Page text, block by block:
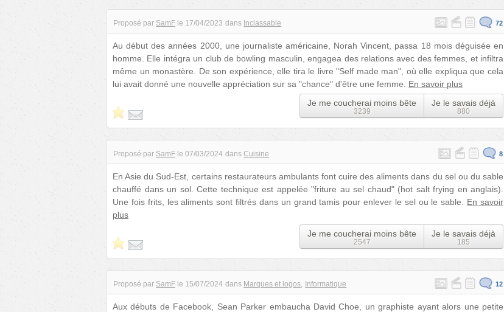
Proposé par SamF le 17/04/2023 dans Inclassable 72
Au début des années 2000, une journaliste américaine, Norah Vincent, passa 18 mois déguisée en
homme. Elle intégra un club de bowling masculin, engagea des relations avec des femmes, et infiltra
même un monastère. De son expérience, elle tira le livre "Self made man", où elle expliqua que cela
lui avait donné une nouvelle appréciation sur sa "chance" d'être une femme. En savoir plus
Je me coucherai moins bête
3239
Je le savais déjà
880
Proposé par SamF le 07/03/2024 dans Cuisine 8
En Asie du Sud-Est, certains restaurateurs ambulants font cuire des aliments dans du sel ou du sable
chauffé dans un sol. Cette technique est appelée "friture au sel chaud" (hot salt frying en anglais).
Une fois frits, les aliments sont filtrés dans un grand tamis pour enlever le sel ou le sable. En savoir
plus
Je me coucherai moins bête
2547
Je le savais déjà
185
Proposé par SamF le 15/07/2024 dans Marques et logos Informatique 12
Aux débuts de Facebook, Sean Parker embaucha David Choe, un graphiste ayant alors une petite